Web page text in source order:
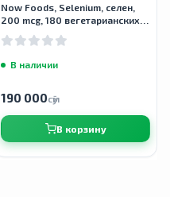
Now Foods, Selenium, селен,
200 mcg, 180 вегетарианских
капсул
В наличии
190 000сӯм
В корзину